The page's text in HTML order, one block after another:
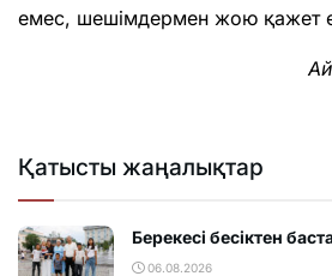
емес, шешімдермен жою қажет
Қатысты жаңалықтар
Берекесі бесіктен
06.08.2026